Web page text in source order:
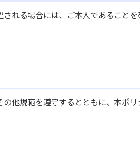
れる場合には、ご本人であること
他規範を遵守するとともに、本ポ